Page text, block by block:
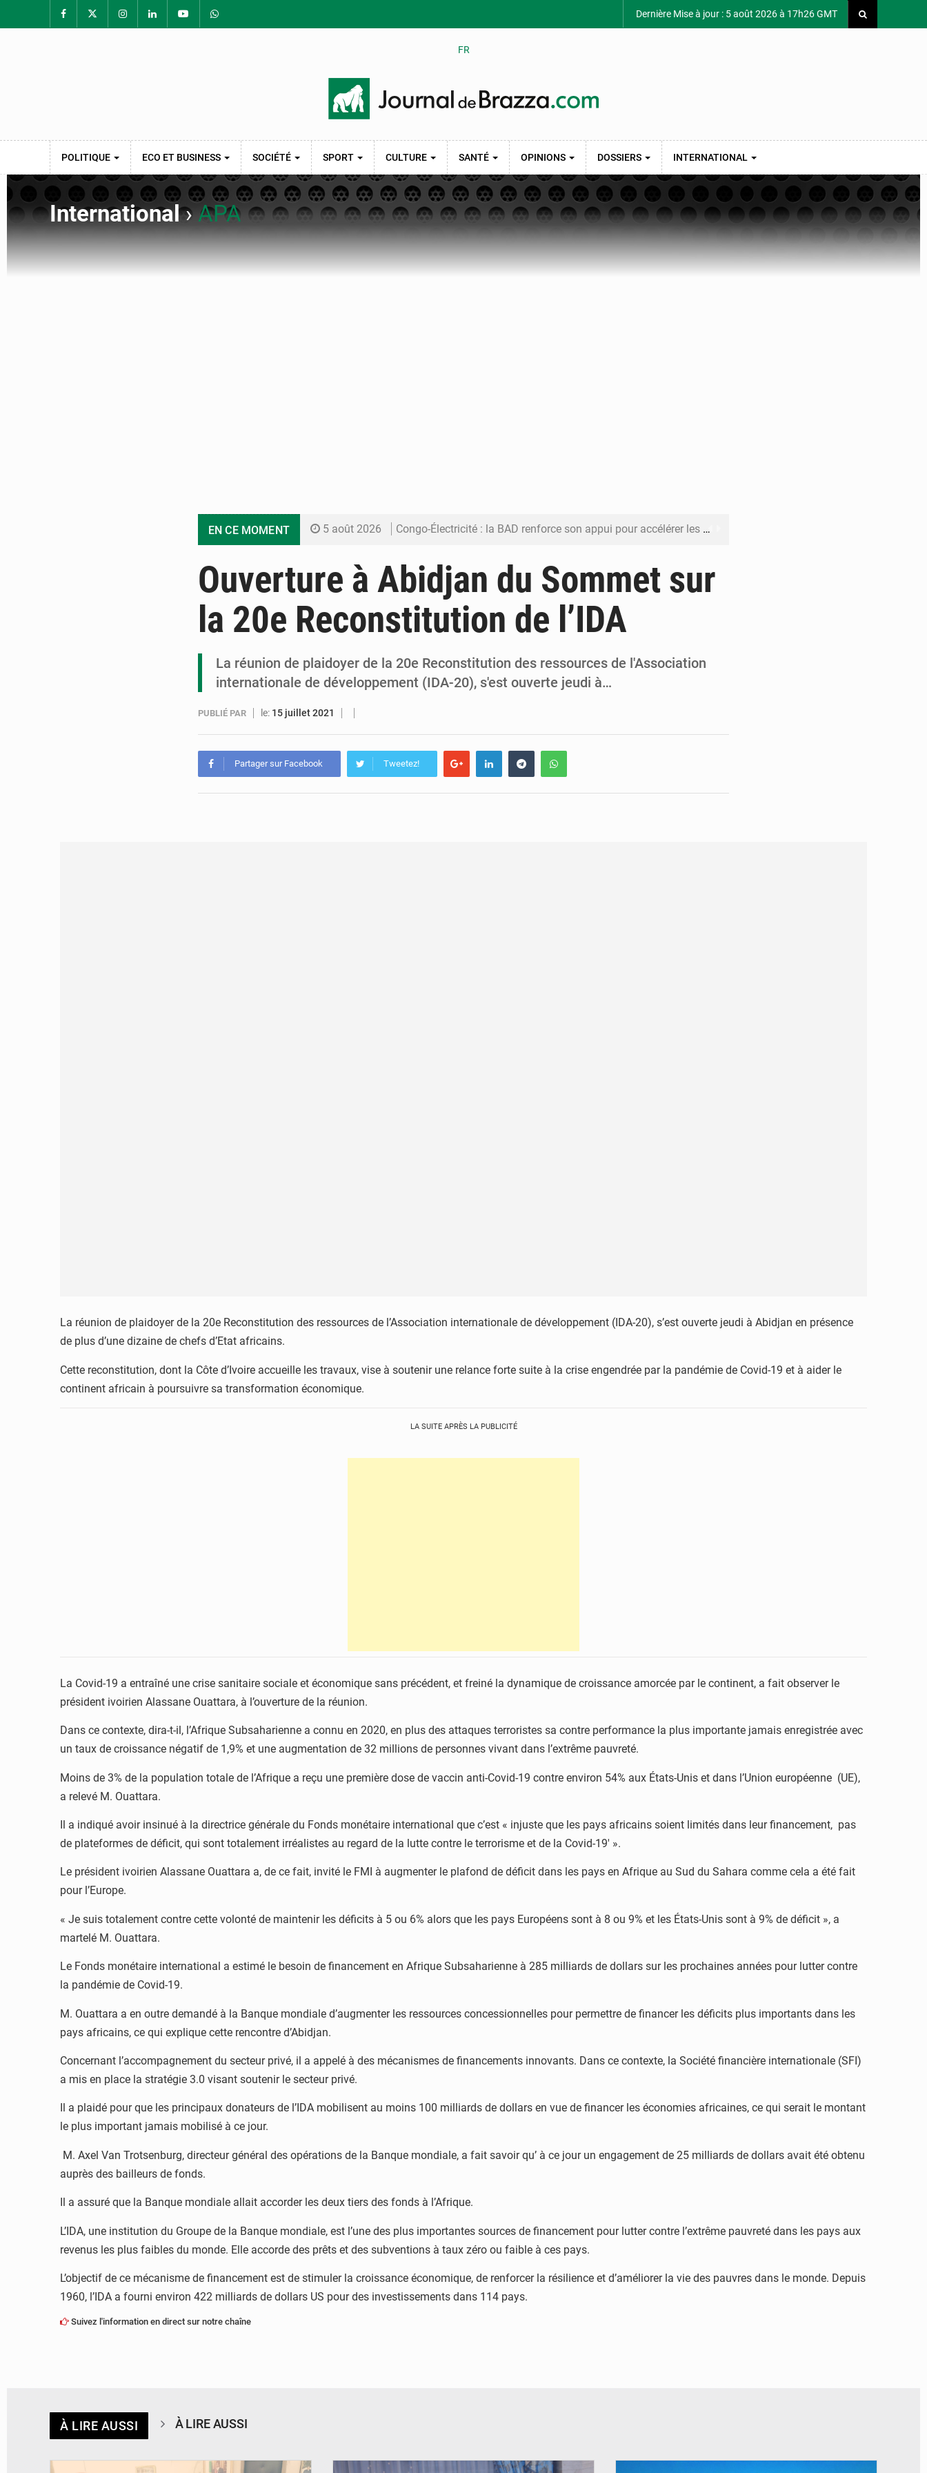
Dernière Mise à jour : 5 août 2026 à 17h26 GMT
FR
POLITIQUE ECO ET BUSINESS SOCIÉTÉ SPORT CULTURE SANTÉ OPINIONS DOSSIERS INTERNATIONAL
International›APA
EN CE MOMENT 5 août 2026 Congo-Électricité : la BAD renforce son appui pour accélérer les investissements
5 août 2026 Assassinat de l’entrepreneur sportif Vally Amisi : le principal suspect arrêté à Brazzaville
5 août 2026 Compétitions africaines : la CAF ferme la porte à l’AC Léopards et à l’AS Otohô
Ouverture à Abidjan du Sommet sur
la 20e Reconstitution de l’IDA
La réunion de plaidoyer de la 20e Reconstitution des ressources de l'Association
internationale de développement (IDA-20), s'est ouverte jeudi à…
PUBLIÉ PAR le: 15 juillet 2021
Partager sur Facebook Tweetez!
La réunion de plaidoyer de la 20e Reconstitution des ressources de l’Association internationale de développement (IDA-20), s’est ouverte jeudi à Abidjan en présence
de plus d’une dizaine de chefs d’Etat africains.
Cette reconstitution, dont la Côte d’Ivoire accueille les travaux, vise à soutenir une relance forte suite à la crise engendrée par la pandémie de Covid-19 et à aider le
continent africain à poursuivre sa transformation économique.
LA SUITE APRÈS LA PUBLICITÉ
La Covid-19 a entraîné une crise sanitaire sociale et économique sans précédent, et freiné la dynamique de croissance amorcée par le continent, a fait observer le
président ivoirien Alassane Ouattara, à l’ouverture de la réunion.
Dans ce contexte, dira-t-il, l’Afrique Subsaharienne a connu en 2020, en plus des attaques terroristes sa contre performance la plus importante jamais enregistrée avec
un taux de croissance négatif de 1,9% et une augmentation de 32 millions de personnes vivant dans l’extrême pauvreté.
Moins de 3% de la population totale de l’Afrique a reçu une première dose de vaccin anti-Covid-19 contre environ 54% aux États-Unis et dans l’Union européenne (UE),
a relevé M. Ouattara.
Il a indiqué avoir insinué à la directrice générale du Fonds monétaire international que c’est « injuste que les pays africains soient limités dans leur financement, pas
de plateformes de déficit, qui sont totalement irréalistes au regard de la lutte contre le terrorisme et de la Covid-19′ ».
Le président ivoirien Alassane Ouattara a, de ce fait, invité le FMI à augmenter le plafond de déficit dans les pays en Afrique au Sud du Sahara comme cela a été fait
pour l’Europe.
« Je suis totalement contre cette volonté de maintenir les déficits à 5 ou 6% alors que les pays Européens sont à 8 ou 9% et les États-Unis sont à 9% de déficit », a
martelé M. Ouattara.
Le Fonds monétaire international a estimé le besoin de financement en Afrique Subsaharienne à 285 milliards de dollars sur les prochaines années pour lutter contre
la pandémie de Covid-19.
M. Ouattara a en outre demandé à la Banque mondiale d’augmenter les ressources concessionnelles pour permettre de financer les déficits plus importants dans les
pays africains, ce qui explique cette rencontre d’Abidjan.
Concernant l’accompagnement du secteur privé, il a appelé à des mécanismes de financements innovants. Dans ce contexte, la Société financière internationale (SFI)
a mis en place la stratégie 3.0 visant soutenir le secteur privé.
Il a plaidé pour que les principaux donateurs de l’IDA mobilisent au moins 100 milliards de dollars en vue de financer les économies africaines, ce qui serait le montant
le plus important jamais mobilisé à ce jour.
M. Axel Van Trotsenburg, directeur général des opérations de la Banque mondiale, a fait savoir qu’ à ce jour un engagement de 25 milliards de dollars avait été obtenu
auprès des bailleurs de fonds.
Il a assuré que la Banque mondiale allait accorder les deux tiers des fonds à l’Afrique.
L’IDA, une institution du Groupe de la Banque mondiale, est l’une des plus importantes sources de financement pour lutter contre l’extrême pauvreté dans les pays aux
revenus les plus faibles du monde. Elle accorde des prêts et des subventions à taux zéro ou faible à ces pays.
L’objectif de ce mécanisme de financement est de stimuler la croissance économique, de renforcer la résilience et d’améliorer la vie des pauvres dans le monde. Depuis
1960, l’IDA a fourni environ 422 milliards de dollars US pour des investissements dans 114 pays.
Suivez l'information en direct sur notre chaîne
À LIRE AUSSI À LIRE AUSSI